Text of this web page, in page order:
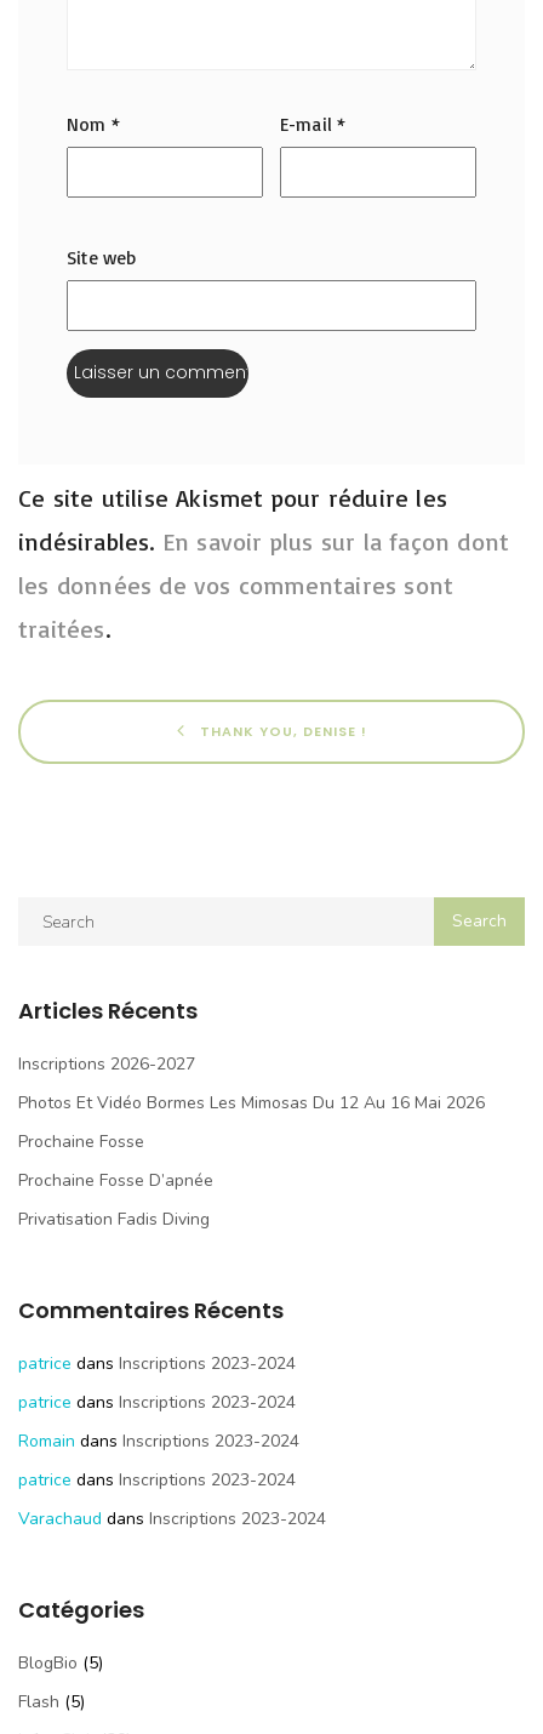
Nom * E-mail*
Site web
Ce site utilise Akismet pour réduire les
indésirables. En savoir plus sur la façon dont
les données de vos commentaires sont
traitées.
THANK YOU, DENISE !
Articles Récents
Inscriptions 2026-2027
Photos Et Vidéo Bormes Les Mimosas Du 12 Au 16 Mai 2026
Prochaine Fosse
Prochaine Fosse D’apnée
Privatisation Fadis Diving
Commentaires Récents
patrice dans Inscriptions 2023-2024
patrice dans Inscriptions 2023-2024
Romain dans Inscriptions 2023-2024
patrice dans Inscriptions 2023-2024
Varachaud dans Inscriptions 2023-2024
Catégories
BlogBio (5)
Flash (5)